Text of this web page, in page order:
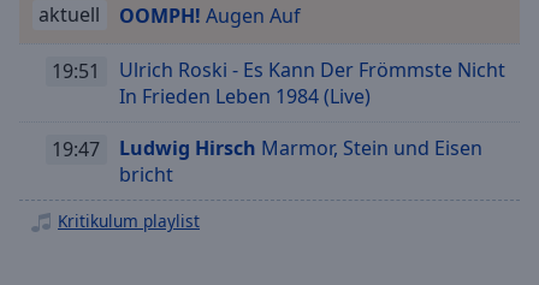
subtitles
opens
subtitles
dialog
subtitles
off,
selected
DDR-Rock
Prog Rock Station
Metalhead
Radio Laika
Evergreen-Oldies
aktuell OOMPH! Augen Auf
19:51
Ulrich Roski - Es Kann Der Frömmste Nicht
In Frieden Leben 1984 (Live)
19:47 Ludwig Hirsch Marmor, Stein und Eisen
bricht
Kritikulum playlist